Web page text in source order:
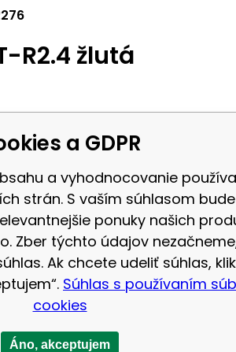
R2.4 žlutá
Sport.
širokému počtu komponent a
ve své domácí posilovně.
ukotvení do podlahy. Montážní otvory o
jednotlivé otvory na hlavní straně
a GDPR
a vyhodnocovanie
strán. S vaším súhlasom
ponuky našich
Zber týchto údajov
Ak chcete udeliť súhlas,
Súhlas s používaním
cookies
Áno, akceptujem